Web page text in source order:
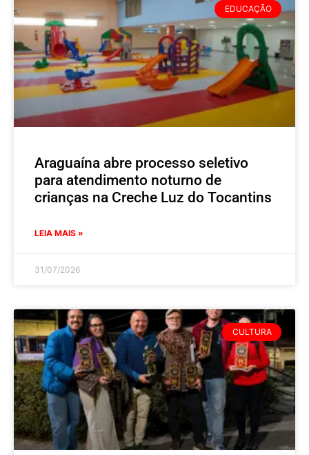
EDUCAÇÃO
Araguaína abre processo seletivo
para atendimento noturno de
crianças na Creche Luz do Tocantins
LEIA MAIS »
31/07/2026
CULTURA